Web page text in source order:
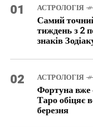
01 АСТРОЛОГІЯ
Самий
тиждень з 2
знаків
02 АСТРОЛОГІЯ
Фортуна вже
Таро обіцяє
березня